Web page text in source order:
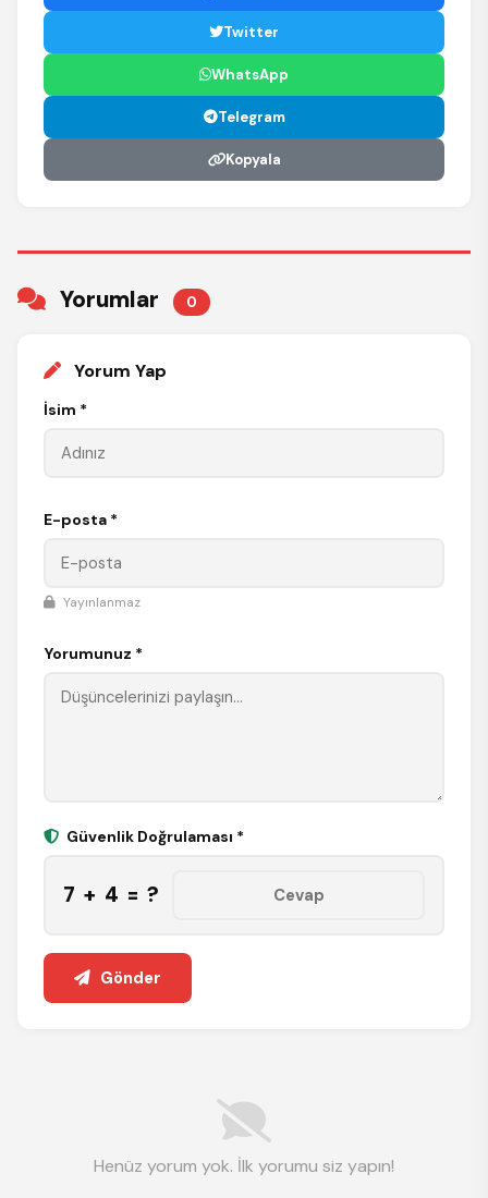
Twitter
WhatsApp
Telegram
Kopyala
Yorumlar 0
Yorum Yap
İsim *
E-posta *
Yayınlanmaz
Yorumunuz *
Güvenlik Doğrulaması *
7 + 4 = ?
Gönder
Henüz yorum yok. İlk yorumu siz yapın!